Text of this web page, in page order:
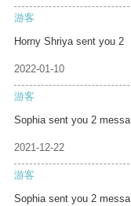
游客
Horny Shriya sent you 2
2022-01-10
游客
Sophia sent you 2 messa
2021-12-22
游客
Sophia sent you 2 messa